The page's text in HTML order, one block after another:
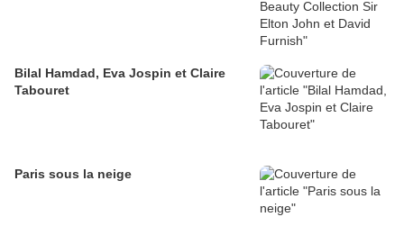
Bilal Hamdad, Eva Jospin et Claire
Tabouret
Paris sous la neige